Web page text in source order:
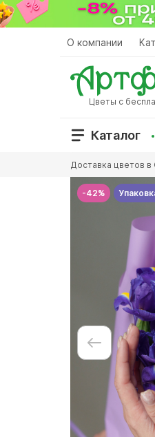
Перейти
к
О компании
Цветы с
Каталог
здесь
Доставка цветов
-42%